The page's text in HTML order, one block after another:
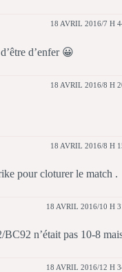
18 AVRIL 2016/7 H
d’enfer 😀
18 AVRIL 2016/8 H
18 AVRIL 2016/8 H
pour cloturer le match .
18 AVRIL 2016/10 H
n’était pas 10-8
18 AVRIL 2016/12 H